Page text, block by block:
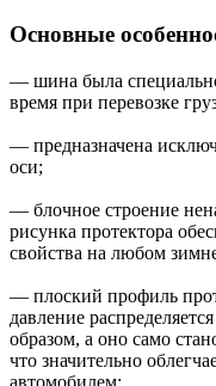
Основные
— шина была
время при перевозке
— предназначена
оси;
— блочное строение
рисунка протектора
свойства на любом
— плоский профиль
давление
образом, а оно само
что значительно
автомобилем;